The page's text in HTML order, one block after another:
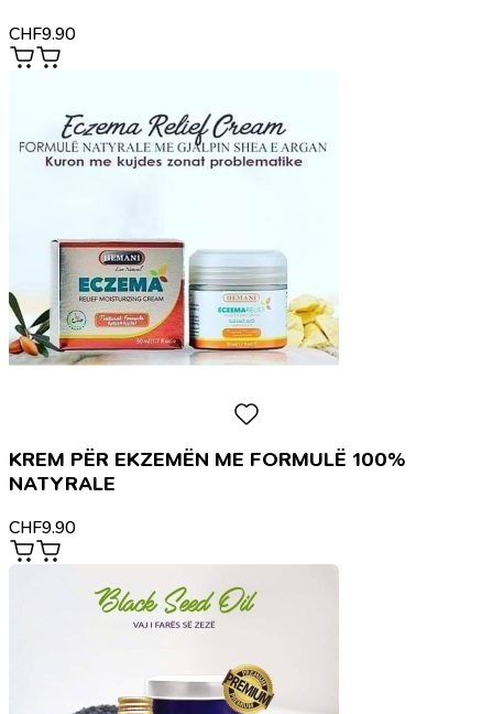
CHF9.90
KREM PËR EKZEMËN ME FORMULË 100%
NATYRALE
CHF9.90